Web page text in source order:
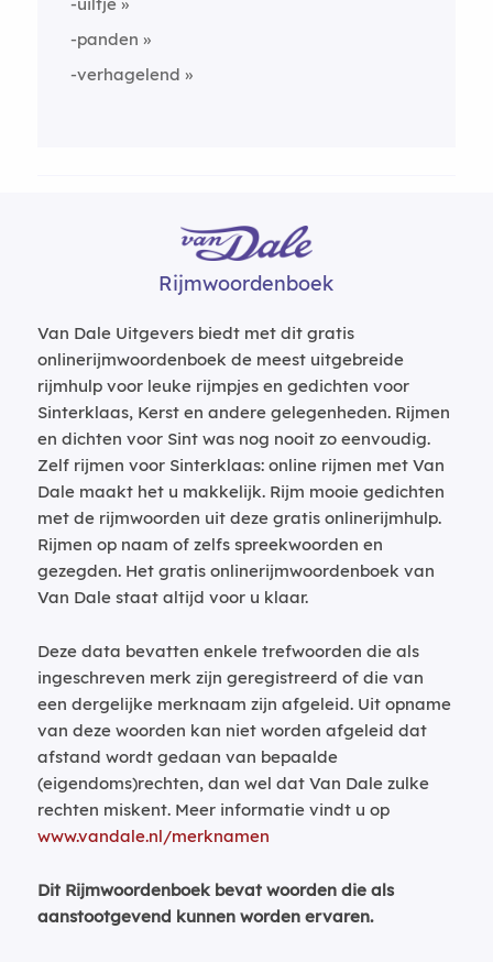
-panden
-verhagelend
Rijmwoordenboek
Van Dale Uitgevers biedt met dit gratis
onlinerijmwoordenboek de meest uitgebreide
rijmhulp voor leuke rijmpjes en gedichten voor
Sinterklaas, Kerst en andere gelegenheden. Rijmen
en dichten voor Sint was nog nooit zo eenvoudig.
Zelf rijmen voor Sinterklaas: online rijmen met Van
Dale maakt het u makkelijk. Rijm mooie gedichten
met de rijmwoorden uit deze gratis onlinerijmhulp.
Rijmen op naam of zelfs spreekwoorden en
gezegden. Het gratis onlinerijmwoordenboek van
Van Dale staat altijd voor u klaar.
Deze data bevatten enkele trefwoorden die als
ingeschreven merk zijn geregistreerd of die van
een dergelijke merknaam zijn afgeleid. Uit opname
van deze woorden kan niet worden afgeleid dat
afstand wordt gedaan van bepaalde
(eigendoms)rechten, dan wel dat Van Dale zulke
rechten miskent. Meer informatie vindt u op
www.vandale.nl/merknamen
Dit Rijmwoordenboek bevat woorden die als
aanstootgevend kunnen worden ervaren.